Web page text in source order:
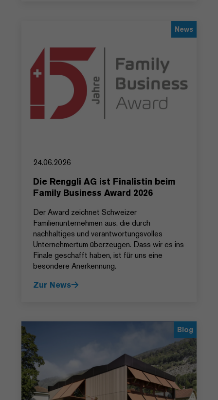
News
24.06.2026
Die Renggli AG ist Finalistin beim
Family Business Award 2026
Der Award zeichnet Schweizer
Familienunternehmen aus, die durch
nachhaltiges und verantwortungsvolles
Unternehmertum überzeugen. Dass wir es ins
Finale geschafft haben, ist für uns eine
besondere Anerkennung.
Zur News
Blog